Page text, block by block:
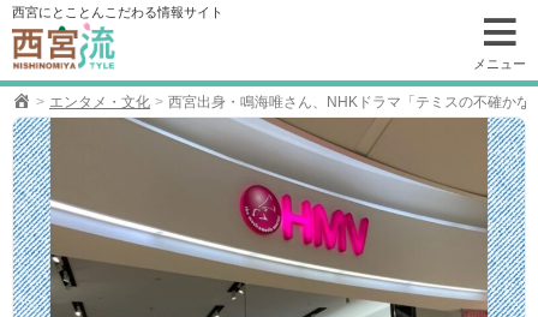
コ
ン
テ
ン
ツ
へ
移
動
西宮にとことんこだわる情報サイト
メニュー
エンタメ・文化 西宮出身・鳴海唯さん、NHKドラマ「テミスの不確か